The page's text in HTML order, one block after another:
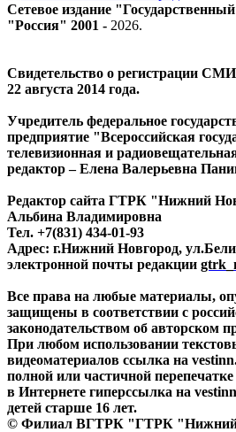
Сетевое издание
"Россия" 2001 - 2026.
Свидетельство о регистрации
22 августа 2014 года.
Учредитель федеральное
предприятие "Всероссийская
телевизионная и
редактор – Елена Валерьевна
Редактор сайта ГТРК "Нижний
Альбина Владимировна
Тел. +7(831) 434-01-93
Адрес: г.Нижний Новгород,
электронной почты редакции
Все права на любые материалы,
защищены в соответствии с
законодательством об авторском
При любом использовании
видеоматериалов ссылка на
полной или частичной
в Интернете гиперссылка на
детей старше 16 лет.
© Филиал ВГТРК "ГТРК "Нижний